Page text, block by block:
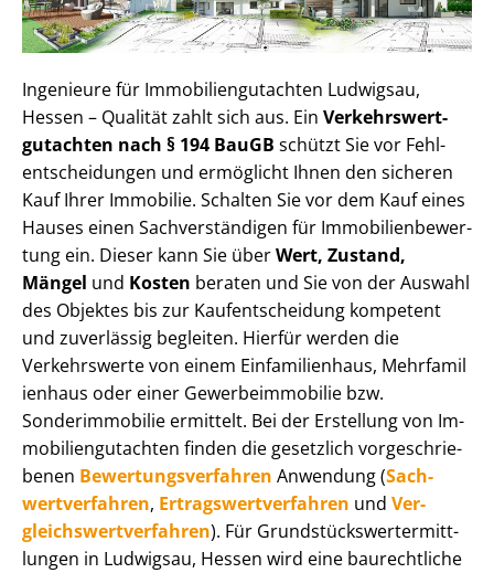
Ingenieure für Im­mo­bi­li­en­gut­ach­ten Ludwigsau,
Hessen – Qualität zahlt sich aus. Ein Ver­kehrs­wert­
gut­ach­ten nach § 194 BauGB schützt Sie vor Fehl­
ent­schei­dun­gen und ermöglicht Ihnen den sicheren
Kauf Ihrer Immobilie. Schalten Sie vor dem Kauf eines
Hauses einen Sach­ver­stän­di­gen für Im­mo­bi­li­en­be­wer­
tung ein. Dieser kann Sie überWert, Zustand,
Mängel und Kosten beraten und Sie von der Auswahl
des Objektes bis zur Kauf­ent­schei­dung kompetent
und zuverlässig begleiten. Hierfür werden die
Verkehrswerte von einem Einfamilienhaus, Mehr­fa­mi­l
i­en­haus oder einer Ge­wer­be­im­mo­bi­lie bzw.
Sonderimmobilie ermittelt. Bei der Erstellung von Im­
mo­bi­li­en­gut­ach­ten finden die gesetzlich vor­ge­schrie­
be­nen Be­wer­tungs­ver­fah­ren Anwendung (Sach­
wert­ver­fah­ren, Er­trags­wert­ver­fah­ren und Ver­
gleichs­wert­ver­fah­ren). Für Grund­stücks­wert­ermitt­
lun­gen in Ludwigsau, Hessen wird eine baurechtliche